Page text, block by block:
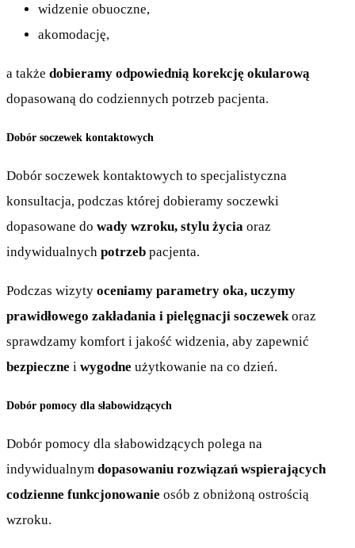
widzenie obuoczne,
akomodację,
a także dobieramy odpowiednią korekcję okularową
dopasowaną do codziennych potrzeb pacjenta.
Dobór soczewek kontaktowych
Dobór soczewek kontaktowych to specjalistyczna
konsultacja, podczas której dobieramy soczewki
dopasowane do wady wzroku, stylu życia oraz
indywidualnych potrzeb pacjenta.
Podczas wizyty oceniamy parametry oka, uczymy
prawidłowego zakładania i pielęgnacji soczewek oraz
sprawdzamy komfort i jakość widzenia, aby zapewnić
bezpieczne i wygodne użytkowanie na co dzień.
Dobór pomocy dla słabowidzących
Dobór pomocy dla słabowidzących polega na
indywidualnym dopasowaniu rozwiązań wspierających
codzienne funkcjonowanie osób z obniżoną ostrością
wzroku.